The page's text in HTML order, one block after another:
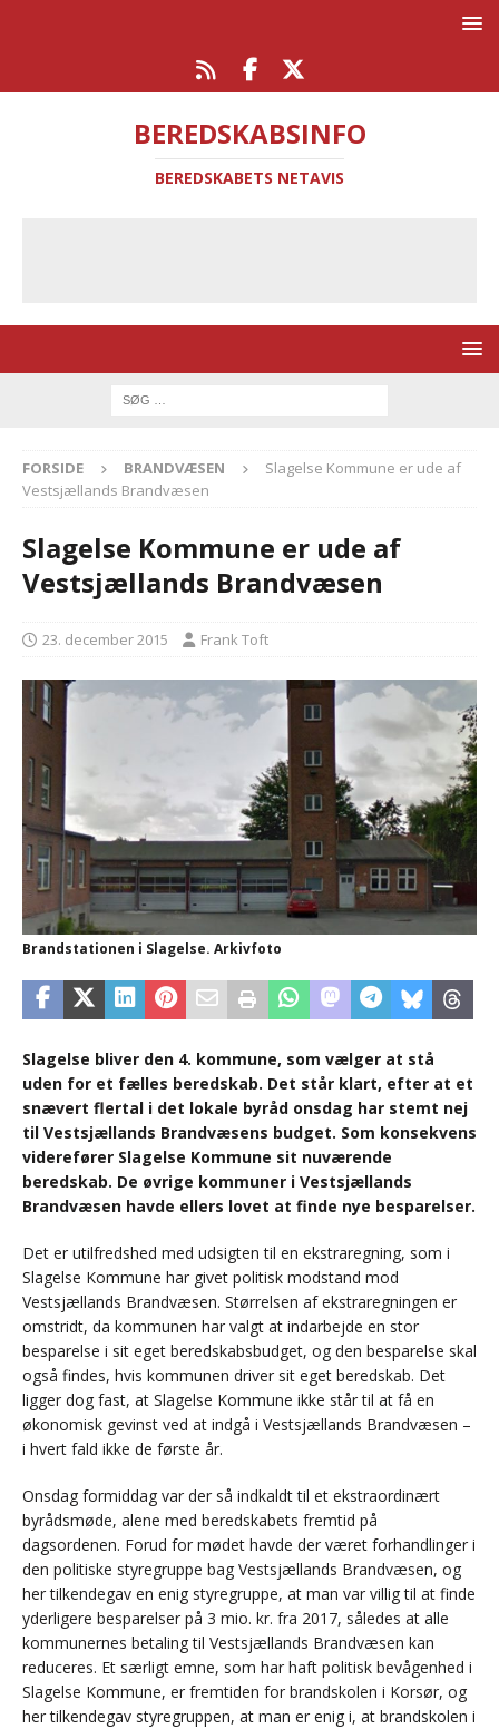
BEREDSKABSINFO
BEREDSKABETS NETAVIS
FORSIDE BRANDVÆSEN
Slagelse Kommune er ude af
Vestsjællands Brandvæsen
Slagelse Kommune er ude af
Vestsjællands Brandvæsen
23. december 2015 Frank Toft
Brandstationen i Slagelse. Arkivfoto
Slagelse bliver den 4. kommune, som vælger at stå
uden for et fælles beredskab. Det står klart, efter at et
snævert flertal i det lokale byråd onsdag har stemt nej
til Vestsjællands Brandvæsens budget. Som konsekvens
viderefører Slagelse Kommune sit nuværende
beredskab. De øvrige kommuner i Vestsjællands
Brandvæsen havde ellers lovet at finde nye besparelser.
Det er utilfredshed med udsigten til en ekstraregning, som i
Slagelse Kommune har givet politisk modstand mod
Vestsjællands Brandvæsen. Størrelsen af ekstraregningen er
omstridt, da kommunen har valgt at indarbejde en stor
besparelse i sit eget beredskabsbudget, og den besparelse skal
også findes, hvis kommunen driver sit eget beredskab. Det
ligger dog fast, at Slagelse Kommune ikke står til at få en
økonomisk gevinst ved at indgå i Vestsjællands Brandvæsen –
i hvert fald ikke de første år.
Onsdag formiddag var der så indkaldt til et ekstraordinært
byrådsmøde, alene med beredskabets fremtid på
dagsordenen. Forud for mødet havde der været forhandlinger i
den politiske styregruppe bag Vestsjællands Brandvæsen, og
her tilkendegav en enig styregruppe, at man var villig til at finde
yderligere besparelser på 3 mio. kr. fra 2017, således at alle
kommunernes betaling til Vestsjællands Brandvæsen kan
reduceres. Et særligt emne, som har haft politisk bevågenhed i
Slagelse Kommune, er fremtiden for brandskolen i Korsør, og
her tilkendegav styregruppen, at man er enig i, at brandskolen i